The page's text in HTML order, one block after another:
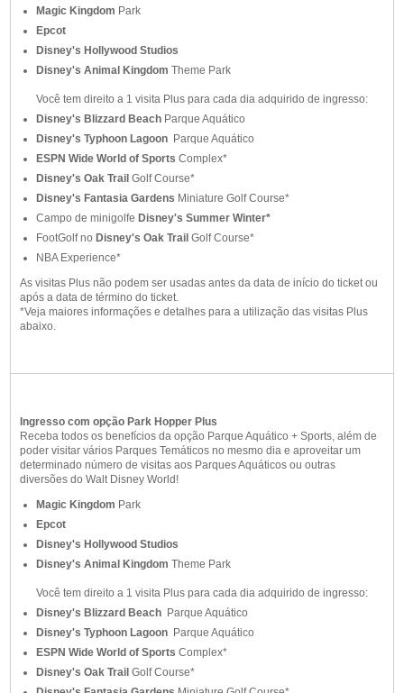
Magic Kingdom Park
Epcot
Disney's Hollywood Studios
Disney's Animal Kingdom Theme Park
Você tem direito a 1 visita Plus para cada dia adquirido de ingresso:
Disney's Blizzard Beach Parque Aquático
Disney's Typhoon Lagoon Parque Aquático
ESPN Wide World of Sports Complex*
Disney's Oak Trail Golf Course*
Disney's Fantasia Gardens Miniature Golf Course*
Campo de minigolfeDisney's Summer Winter*
FootGolf noDisney's Oak TrailGolf Course*
NBA Experience*
As visitas Plus não podem ser usadas antes da data de início do ticket ou
após a data de término do ticket.
*Veja maiores informações e detalhes para a utilização das visitas Plus
abaixo.
Ingresso com opção Park Hopper Plus
Receba todos os benefícios da opção Parque Aquático + Sports, além de
poder visitar vários Parques Temáticos no mesmo dia e aproveitar um
determinado número de visitas aos Parques Aquáticos ou outras
diversões do Walt Disney World!
Magic Kingdom Park
Epcot
Disney's Hollywood Studios
Disney's Animal Kingdom Theme Park
Você tem direito a 1 visita Plus para cada dia adquirido de ingresso:
Disney's Blizzard Beach Parque Aquático
Disney's Typhoon Lagoon Parque Aquático
ESPN Wide World of Sports Complex*
Disney's Oak Trail Golf Course*